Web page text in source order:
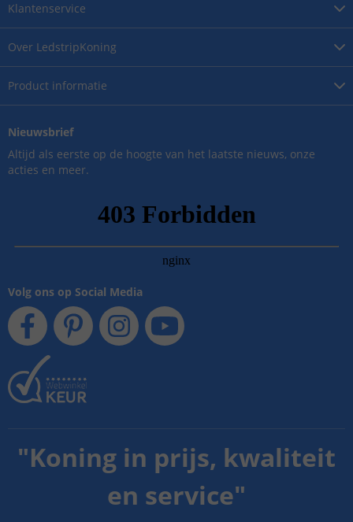
Over LedstripKoning
Product informatie
Klantenservice
Nieuwsbrief
Altijd als eerste op de hoogte van het laatste nieuws, onze
acties en meer.
Volg ons op Social Media
"Koning in prijs, kwaliteit
en service"